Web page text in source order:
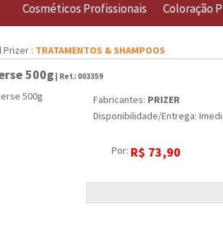
Cosméticos Profissionais Coloração
Prizer : TRATAMENTOS & SHAMPOOS
500g | Ref.: 003359
Fabricantes: PRIZER
Disponibilidade/Entrega:
Por: R$ 73,90